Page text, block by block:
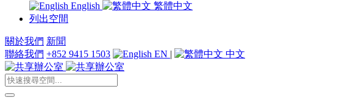
English
繁體中文
列出空間
關於我們 新聞
聯絡我們 +852 9415 1503 EN | 中文